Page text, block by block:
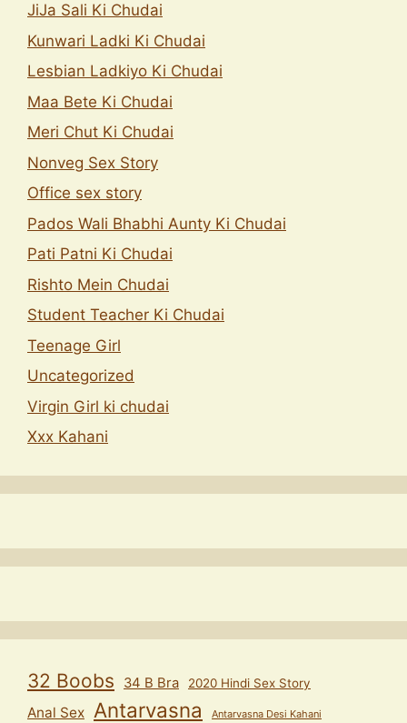
JiJa Sali Ki Chudai
Kunwari Ladki Ki Chudai
Lesbian Ladkiyo Ki Chudai
Maa Bete Ki Chudai
Meri Chut Ki Chudai
Nonveg Sex Story
Office sex story
Pados Wali Bhabhi Aunty Ki Chudai
Pati Patni Ki Chudai
Rishto Mein Chudai
Student Teacher Ki Chudai
Teenage Girl
Uncategorized
Virgin Girl ki chudai
Xxx Kahani
32 Boobs 34 B Bra 2020 Hindi Sex Story
Anal Sex Antarvasna
Antarvasna Desi Kahani